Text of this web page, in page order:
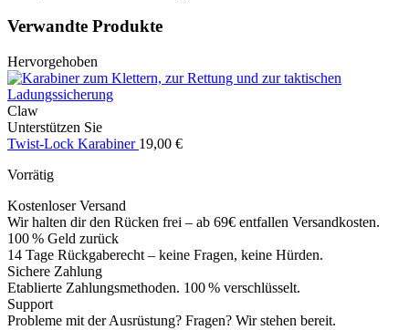
Verwandte Produkte
Hervorgehoben
Claw
Unterstützen Sie
Twist-Lock Karabiner 19,00 €
Vorrätig
Kostenloser Versand
Wir halten dir den Rücken frei – ab 69€ entfallen Versandkosten.
100 % Geld zurück
14 Tage Rückgaberecht – keine Fragen, keine Hürden.
Sichere Zahlung
Etablierte Zahlungsmethoden. 100 % verschlüsselt.
Support
Probleme mit der Ausrüstung? Fragen? Wir stehen bereit.